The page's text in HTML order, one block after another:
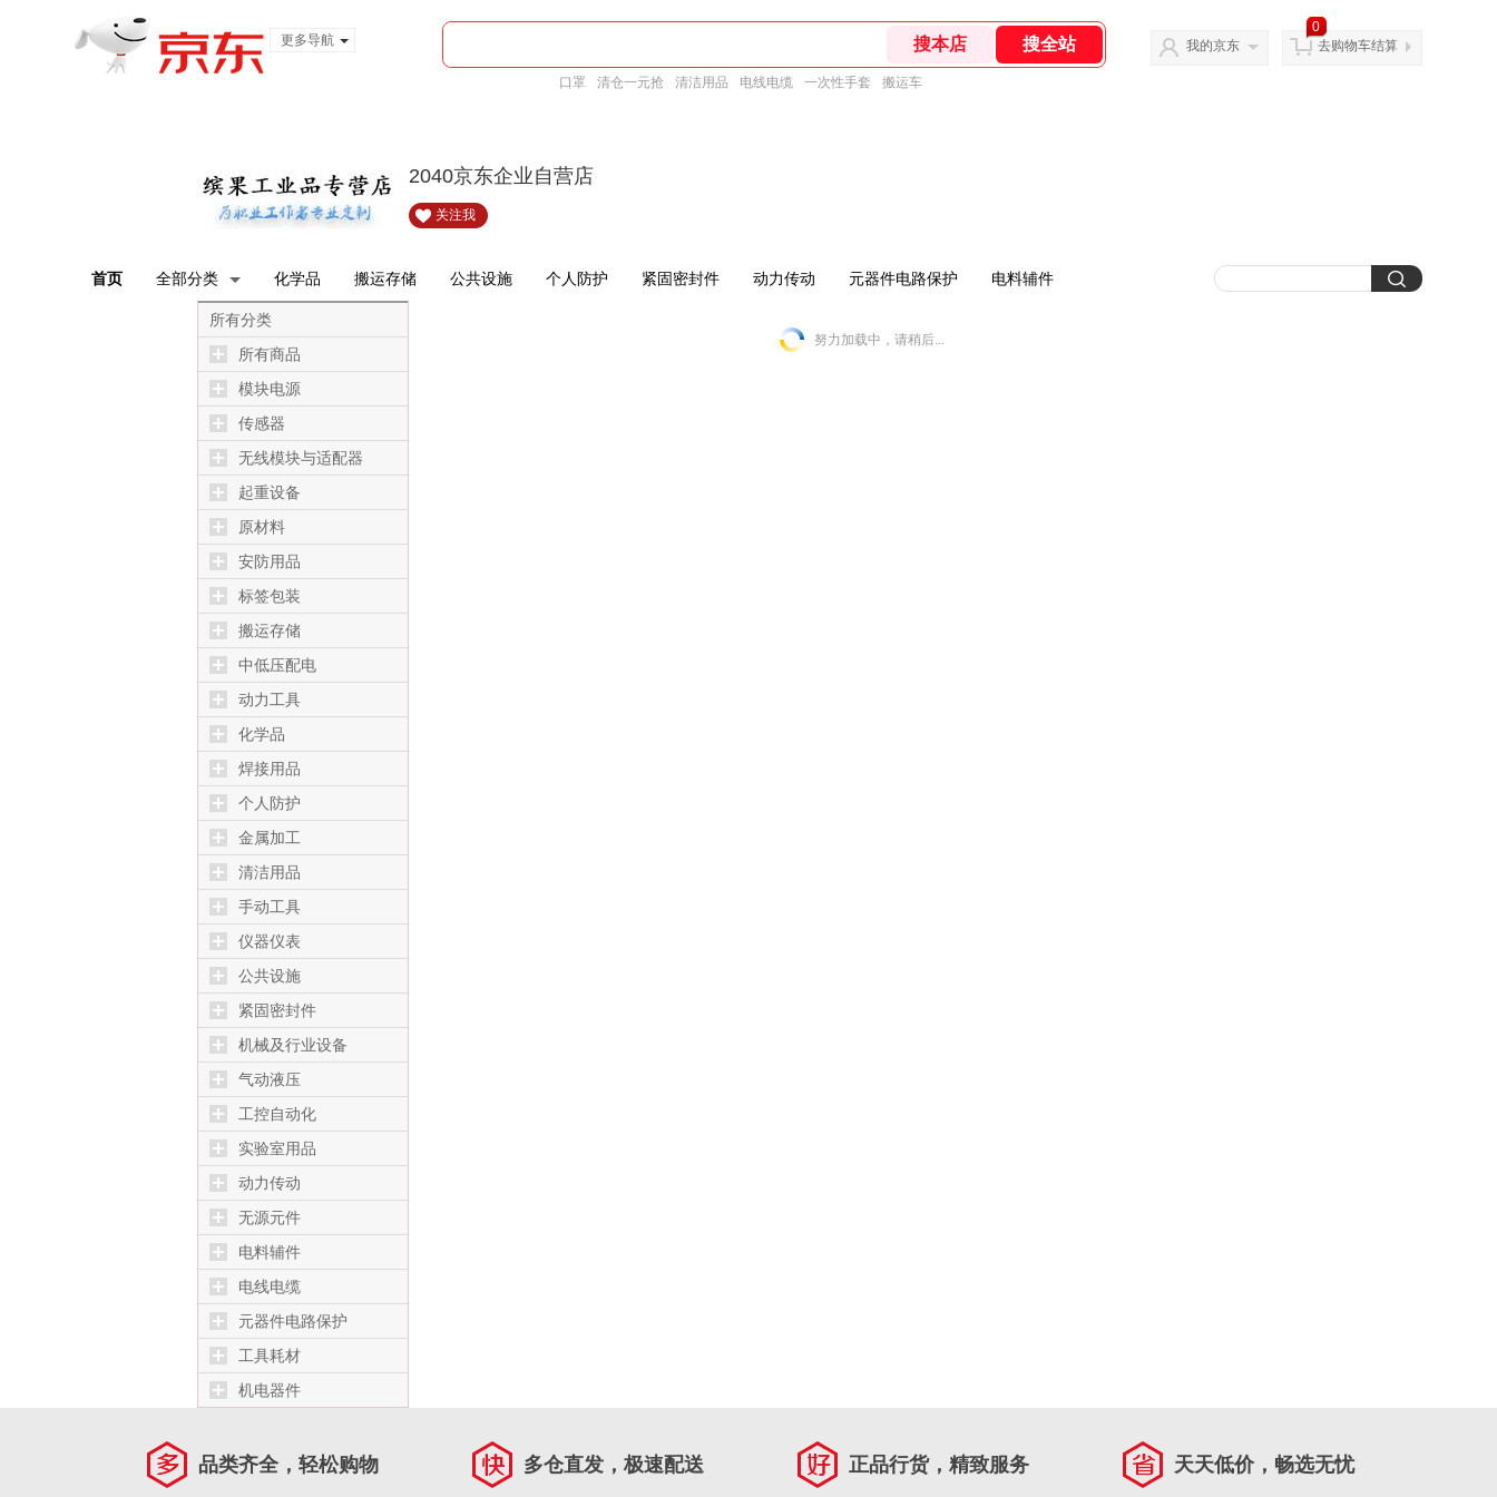
更多导航
口罩 清仓一元抢 清洁用品 电线电缆 一次性手套 搬运车
我的京东
0
去购物车结算
2040京东企业自营店
关注我
首页 全部分类 化学品 搬运存储 公共设施 个人防护 紧固密封件 动力传动 元器件电路保护 电料辅件
所有分类
所有商品
模块电源
传感器
无线模块与适配器
起重设备
原材料
安防用品
标签包装
搬运存储
中低压配电
动力工具
化学品
焊接用品
个人防护
金属加工
清洁用品
手动工具
仪器仪表
公共设施
紧固密封件
机械及行业设备
气动液压
工控自动化
实验室用品
动力传动
无源元件
电料辅件
电线电缆
元器件电路保护
工具耗材
机电器件
努力加载中，请稍后...
品类齐全，轻松购物 多仓直发，极速配送 正品行货，精致服务 天天低价，畅选无忧